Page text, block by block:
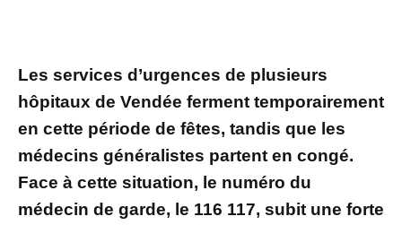
Les services d’urgences de plusieurs
hôpitaux de Vendée ferment temporairement
en cette période de fêtes, tandis que les
médecins généralistes partent en congé.
Face à cette situation, le numéro du
médecin de garde, le 116 117, subit une forte